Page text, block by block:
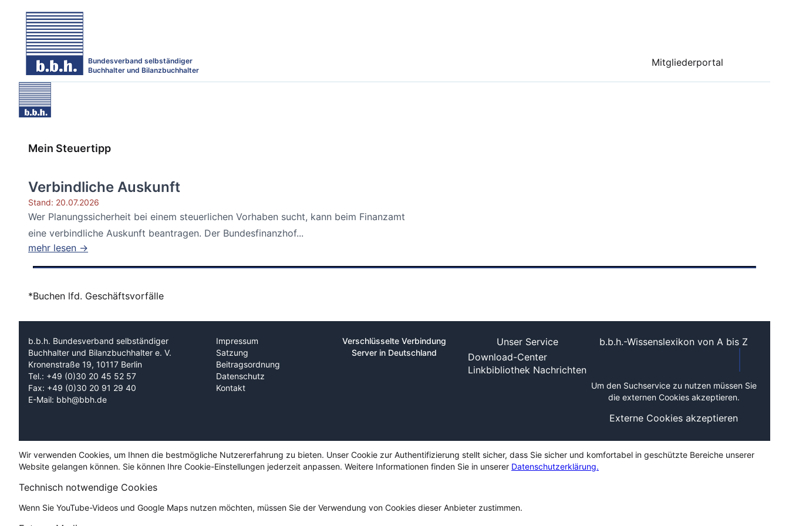
Bundesverband selbständiger
Buchhalter und Bilanzbuchhalter
Mitgliederportal
Mein Steuertipp
Verbindliche Auskunft
Stand: 20.07.2026
Wer Planungssicherheit bei einem steuerlichen Vorhaben sucht, kann beim Finanzamt
eine verbindliche Auskunft beantragen. Der Bundesfinanzhof...
mehr lesen →
*Buchen lfd. Geschäftsvorfälle
b.b.h. Bundesverband selbständiger
Buchhalter und Bilanzbuchhalter e. V.
Kronenstraße 19, 10117 Berlin
Tel.: +49 (0)30 20 45 52 57
Fax: +49 (0)30 20 91 29 40
E-Mail: bbh@bbh.de
Impressum
Satzung
Beitragsordnung
Datenschutz
Kontakt
Verschlüsselte Verbindung
Server in Deutschland
Unser Service
Download-Center
Linkbibliothek Nachrichten
b.b.h.-Wissenslexikon von A bis Z
Um den Suchservice zu nutzen müssen Sie
die externen Cookies akzeptieren.
Externe Cookies akzeptieren
Wir verwenden Cookies, um Ihnen die bestmögliche Nutzererfahrung zu bieten. Unser Cookie zur Authentifizierung stellt sicher, dass Sie sicher und komfortabel in geschützte Bereiche unserer
Website gelangen können. Sie können Ihre Cookie-Einstellungen jederzeit anpassen. Weitere Informationen finden Sie in unserer Datenschutzerklärung.
Technisch notwendige Cookies
Wenn Sie YouTube-Videos und Google Maps nutzen möchten, müssen Sie der Verwendung von Cookies dieser Anbieter zustimmen.